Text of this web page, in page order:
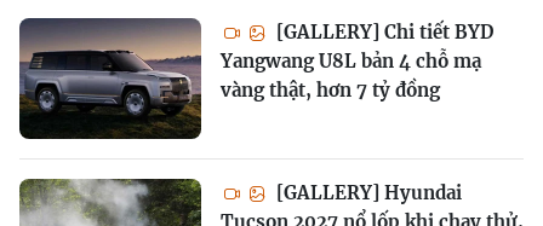
[GALLERY] Chi tiết BYD
Yangwang U8L bản 4 chỗ mạ
vàng thật, hơn 7 tỷ đồng
[GALLERY] Hyundai
Tucson 2027 nổ lốp khi chạy thử,